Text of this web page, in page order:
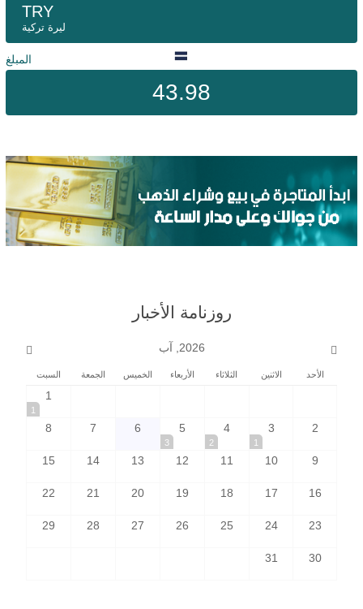
TRY
ليرة تركية
المبلغ
43.98
روزنامة الأخبار
2026, آب
الأحد الاثنين الثلاثاء الأربعاء الخميس الجمعة السبت
1
1
2
3
1
4
2
5
3
6
7
8
9
10
11
12
13
14
15
16
17
18
19
20
21
22
23
24
25
26
27
28
29
30
31